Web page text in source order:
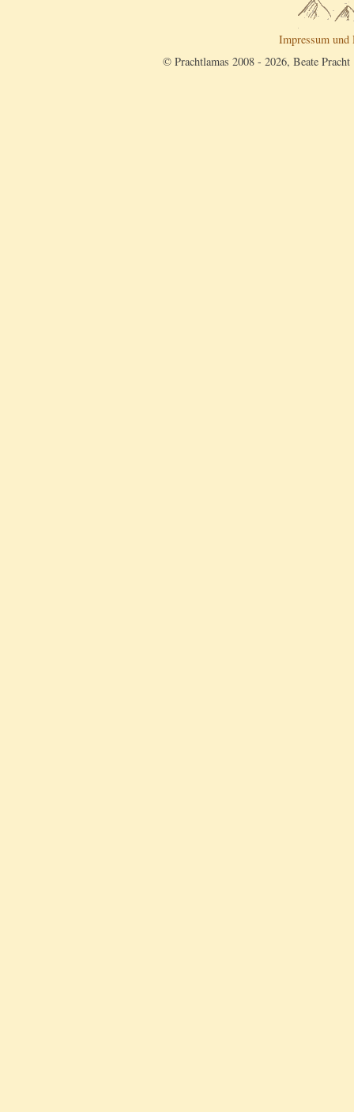
Impressum und
© Prachtlamas 2008 - 2026, Beate Pracht